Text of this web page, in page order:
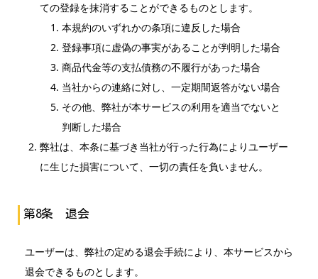
ての登録を抹消することができるものとします。
本規約のいずれかの条項に違反した場合
登録事項に虚偽の事実があることが判明した場合
商品代金等の支払債務の不履行があった場合
当社からの連絡に対し、一定期間返答がない場合
その他、弊社が本サービスの利用を適当でないと
判断した場合
弊社は、本条に基づき当社が行った行為によりユーザー
に生じた損害について、一切の責任を負いません。
第8条 退会
ユーザーは、弊社の定める退会手続により、本サービスから
退会できるものとします。